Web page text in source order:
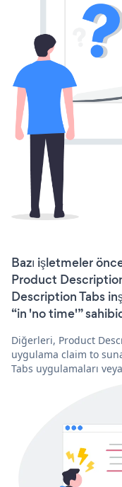
Bazı işletmeler
Product
Description Tabs
“in 'no time'”
Diğerleri, Product
uygulama claim to
Tabs uygulamaları